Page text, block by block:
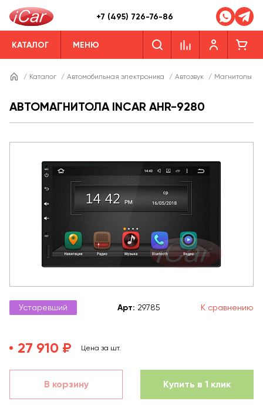
+7 (495) 726-76-86
КАТАЛОГ МЕНЮ
/ Каталог / Автомобильная электроника / Автозвук / Магнитолы
АВТОМАГНИТОЛА INCAR AHR-9280
Устаревший Арт: 29785 К сравнению
27 910 ₽ Цена за шт.
В корзину Купить в 1 клик